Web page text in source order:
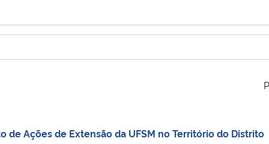
de Ações de Extensão da UFSM no Território do Distrito